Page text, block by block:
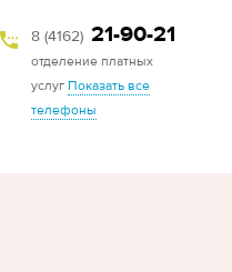
8 (4162) 21-90-21
отделение платных
услуг Показать все
телефоны